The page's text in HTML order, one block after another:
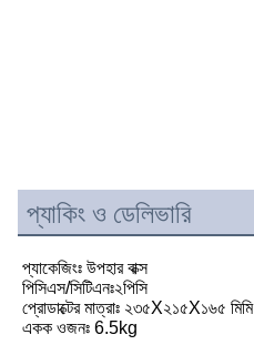
প্যাকিং ও ডেলিভারি
প্যাকেজিংঃ উপহার বাক্স
পিসিএস/সিটিএনঃ২পিসি
প্রোডাক্টের মাত্রাঃ ২৩৫X২১৫X১৬৫ মিমি
একক ওজনঃ 6.5kg